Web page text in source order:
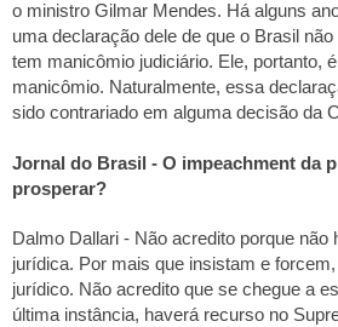
o ministro Gilmar Mendes. Há alguns
uma declaração dele de que o Brasil
tem manicômio judiciário. Ele, portanto,
manicômio. Naturalmente, essa
sido contrariado em alguma decisão da
Jornal do Brasil - O impeachment da
prosperar?
Dalmo Dallari - Não acredito porque não
jurídica. Por mais que insistam e
jurídico. Não acredito que se chegue a
última instância, haverá recurso no